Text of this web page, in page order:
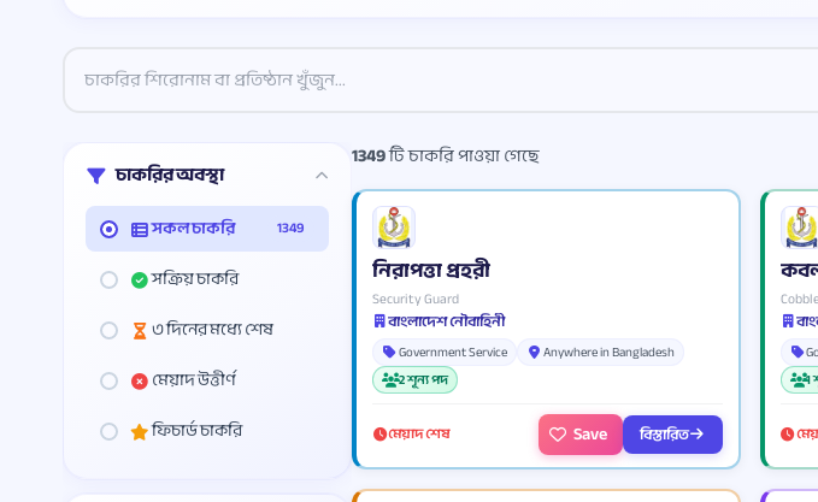
চাকরির অবস্থা
সকল চাকরি 1349
সক্রিয় চাকরি
৩ দিনের মধ্যে শেষ
মেয়াদ উত্তীর্ণ
ফিচার্ড চাকরি
1349টি চাকরি পাওয়া গেছে
নিরাপত্তা প্রহরী
Security Guard
বাংলাদেশ নৌবাহিনী
Government Service
Anywhere in Bangladesh
2 শূন্য পদ
মেয়াদ শেষ Save বিস্তারিত
1